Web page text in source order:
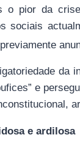
o pior da
sociais
da
e
e ardilosa